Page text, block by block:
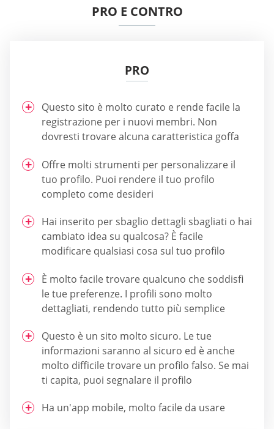
PRO E CONTRO
PRO
Questo sito è molto curato e rende facile la
registrazione per i nuovi membri. Non
dovresti trovare alcuna caratteristica goffa
Offre molti strumenti per personalizzare il
tuo profilo. Puoi rendere il tuo profilo
completo come desideri
Hai inserito per sbaglio dettagli sbagliati o hai
cambiato idea su qualcosa? È facile
modificare qualsiasi cosa sul tuo profilo
È molto facile trovare qualcuno che soddisfi
le tue preferenze. I profili sono molto
dettagliati, rendendo tutto più semplice
Questo è un sito molto sicuro. Le tue
informazioni saranno al sicuro ed è anche
molto difficile trovare un profilo falso. Se mai
ti capita, puoi segnalare il profilo
Ha un'app mobile, molto facile da usare